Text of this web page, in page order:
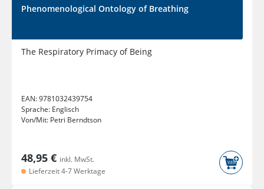
Phenomenological Ontology of Breathing
The Respiratory Primacy of Being
EAN:9781032439754
Sprache: Englisch
Von/Mit: Petri Berndtson
48,95 € inkl. MwSt.
Lieferzeit 4-7 Werktage